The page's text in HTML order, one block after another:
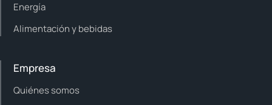
Energía
Alimentación y bebidas
Empresa
Quiénes somos